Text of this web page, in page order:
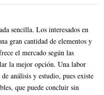
sencilla. Los interesados en
gran cantidad de elementos y
el mercado según las
la mejor opción. Una labor
análisis y estudio, pues existe
que puede concluir sin